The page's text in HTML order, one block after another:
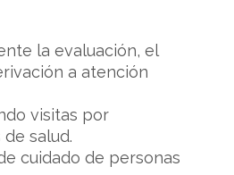
la evaluación, el
a atención
visitas por
salud.
cuidado de personas